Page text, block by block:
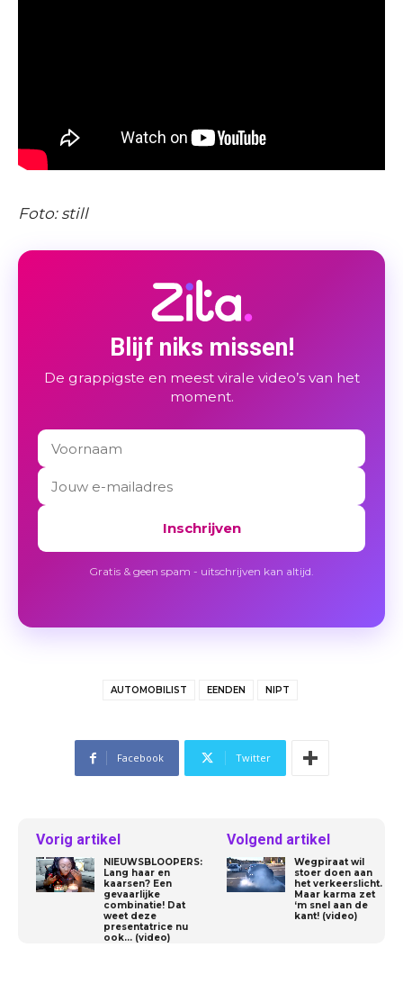
Foto: still
Blijf niks missen!
De grappigste en meest virale video’s van het
moment.
Inschrijven
Gratis & geen spam - uitschrijven kan altijd.
AUTOMOBILIST EENDEN NIPT
Facebook Twitter
Vorig artikel
NIEUWSBLOOPERS:
Lang haar en
kaarsen? Een
gevaarlijke
combinatie! Dat
weet deze
presentatrice nu
ook… (video)
Volgend artikel
Wegpiraat wil
stoer doen aan
het verkeerslicht.
Maar karma zet
‘m snel aan de
kant! (video)